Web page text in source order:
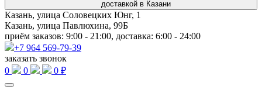
Казань, улица Соловецких Юнг, 1
Казань, улица Павлюхина, 99Б
приём заказов: 9:00 - 21:00, доставка: 6:00 - 24:00
+7 964 569-79-39
заказать звонок
0
0 0 ₽